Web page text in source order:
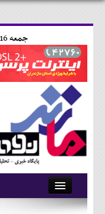
جمعه 16 مرداد 1405-21:32-
آرشیو